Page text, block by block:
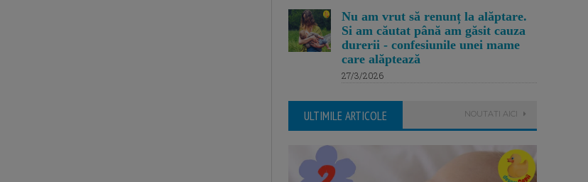
Nu am vrut să renunț la alăptare.
Si am căutat până am găsit cauza
durerii - confesiunile unei mame
care alăptează
27/3/2026
ULTIMILE ARTICOLE NOUTATI AICI